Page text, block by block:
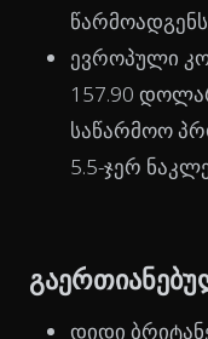
წარმოადგენს
ევროპული
157.90
საწარმოო
5.5-ჯერ
დიდი